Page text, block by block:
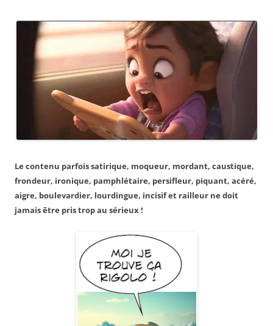
Le contenu parfois satirique, moqueur, mordant, caustique,
frondeur, ironique, pamphlétaire, persifleur, piquant, acéré,
aigre, boulevardier, lourdingue, incisif et railleur ne doit
jamais être pris trop au sérieux !